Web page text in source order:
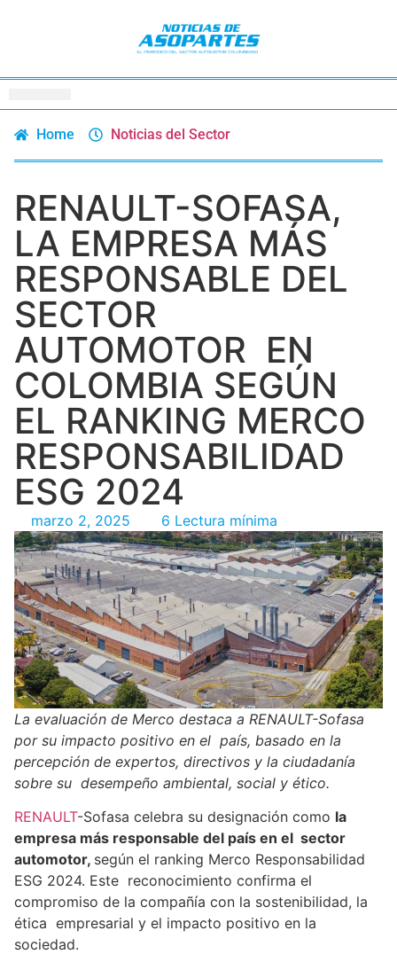
Home Noticias del Sector
RENAULT-SOFASA,
LA EMPRESA MÁS
RESPONSABLE DEL
SECTOR
AUTOMOTOR EN
COLOMBIA SEGÚN
EL RANKING MERCO
RESPONSABILIDAD
ESG 2024
marzo 2, 2025 6 Lectura mínima
La evaluación de Merco destaca a RENAULT-Sofasa
por su impacto positivo en el país, basado en la
percepción de expertos, directivos y la ciudadanía
sobre su desempeño ambiental, social y ético.
RENAULT-Sofasa celebra su designación como la
empresa más responsable del país en el sector
automotor, según el ranking Merco Responsabilidad
ESG 2024. Este reconocimiento confirma el
compromiso de la compañía con la sostenibilidad, la
ética empresarial y el impacto positivo en la
sociedad.